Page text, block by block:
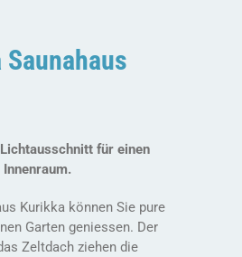
CHF 6'679.00.
Saunahaus
für einen
Kurikka können Sie pure
Garten geniessen. Der
Zeltdach ziehen die